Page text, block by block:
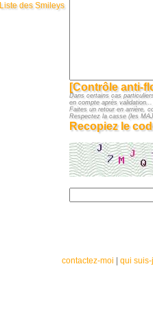
Liste des Smileys
[Contrôle anti-
Dans certains cas
en compte après
Faites un retour en arrière,
Respectez la casse (les
Recopiez le
contactez-moi qui